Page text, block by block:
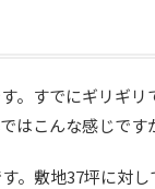
。すでにギリギ
はこんな感じです
。敷地37坪に対